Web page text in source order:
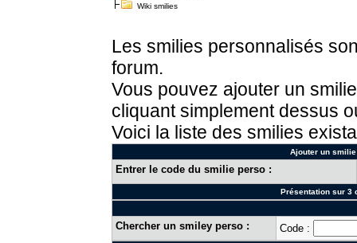
Wiki smilies
Les smilies personnalisés
forum.
Vous pouvez ajouter un
cliquant simplement dessus
Voici la liste des smilies
Ajouter un
Entrer le code du smilie perso :
Présentation sur 3
Chercher un smiley perso : Code :